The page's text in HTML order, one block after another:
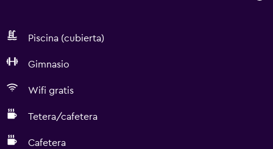
Piscina (cubierta)
Gimnasio
Wifi gratis
Tetera/cafetera
Cafetera